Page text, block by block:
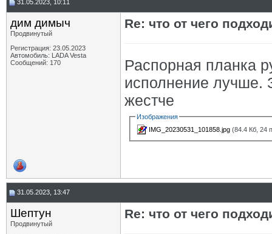
31.05.2023, 10:11
дим димыч
Продвинутый
Регистрация: 23.05.2023
Автомобиль: LADA Vesta
Сообщений: 170
Re: что от чего
Распорная планка
исполнение лучше.
жестче
Изображения
IMG_20230531_101858.jpg (84.4 Кб, 24
31.05.2023, 13:47
Шептун
Продвинутый
Re: что от чего